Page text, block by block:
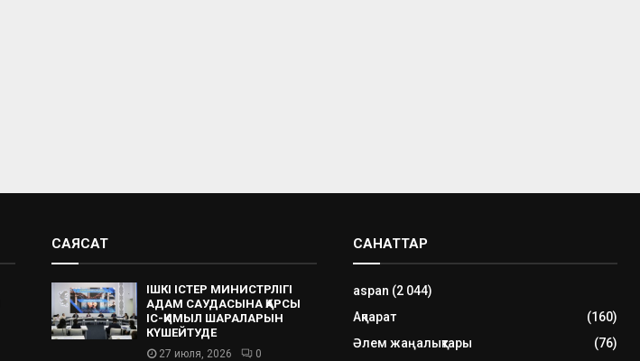
САЯСАТ
ІШКІ ІСТЕР МИНИСТРЛІГІ
АДАМ САУДАСЫНА ҚАРСЫ
ІС-ҚИМЫЛ ШАРАЛАРЫН
КҮШЕЙТУДЕ
27 июля, 2026 0
САНАТТАР
aspan (2 044)
Ақпарат
(160)
Әлем жаңалықтары
(76)